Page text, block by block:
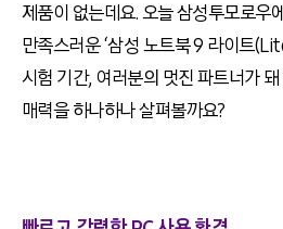
제품이 없는데요. 오늘 삼성투모로우
만족스러운 ‘삼성 노트북 9 라이트
시험 기간, 여러분의 멋진 파트너가
매력을 하나하나 살펴볼까요?